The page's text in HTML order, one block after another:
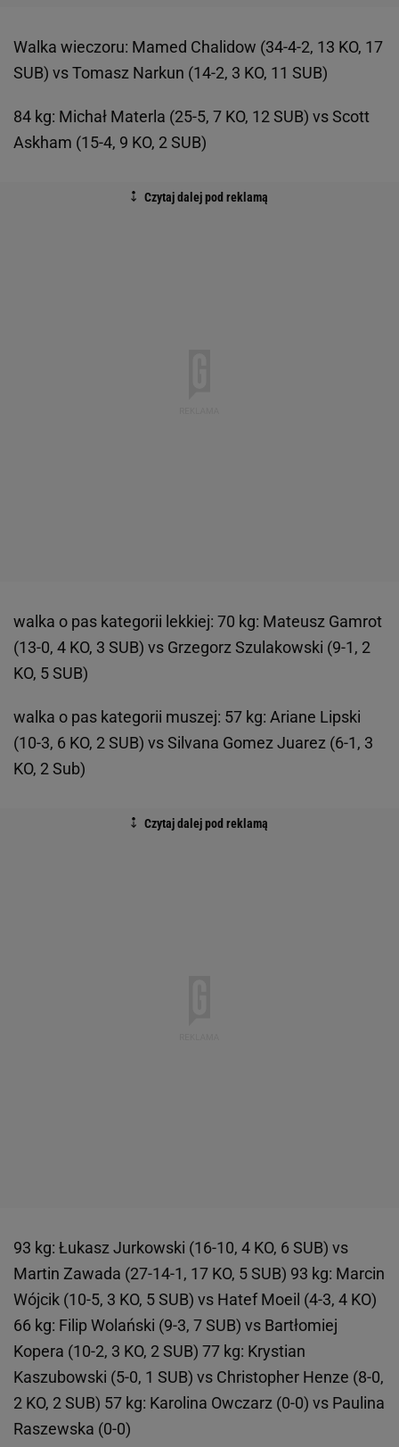
Walka wieczoru: Mamed Chalidow (34-4-2, 13 KO, 17
SUB) vs Tomasz Narkun (14-2, 3 KO, 11 SUB)
84 kg: Michał Materla (25-5, 7 KO, 12 SUB) vs Scott
Askham (15-4, 9 KO, 2 SUB)
walka o pas kategorii lekkiej: 70 kg: Mateusz Gamrot
(13-0, 4 KO, 3 SUB) vs Grzegorz Szulakowski (9-1, 2
KO, 5 SUB)
walka o pas kategorii muszej: 57 kg: Ariane Lipski
(10-3, 6 KO, 2 SUB) vs Silvana Gomez Juarez (6-1, 3
KO, 2 Sub)
93 kg: Łukasz Jurkowski (16-10, 4 KO, 6 SUB) vs
Martin Zawada (27-14-1, 17 KO, 5 SUB) 93 kg: Marcin
Wójcik (10-5, 3 KO, 5 SUB) vs Hatef Moeil (4-3, 4 KO)
66 kg: Filip Wolański (9-3, 7 SUB) vs Bartłomiej
Kopera (10-2, 3 KO, 2 SUB) 77 kg: Krystian
Kaszubowski (5-0, 1 SUB) vs Christopher Henze (8-0,
2 KO, 2 SUB) 57 kg: Karolina Owczarz (0-0) vs Paulina
Raszewska (0-0)